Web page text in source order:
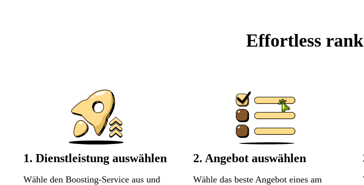
Effortless
1. Dienstleistung auswählen
Wähle den Boosting-Service aus und
2. Angebot auswählen
Wähle das beste Angebot eines am